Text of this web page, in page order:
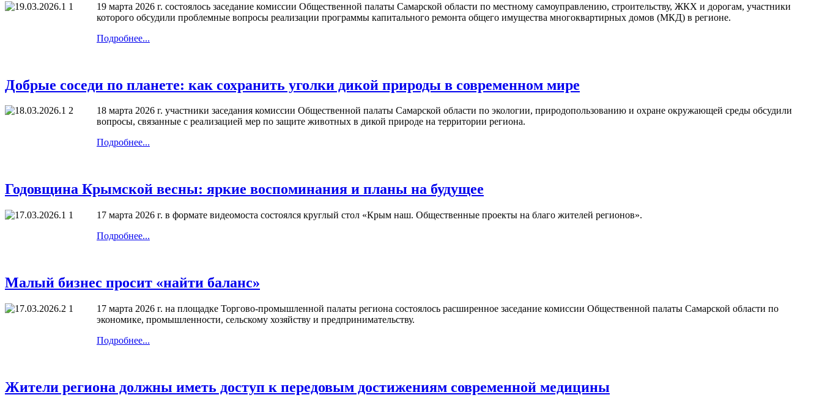
19 марта 2026 г. состоялось заседание комиссии Общественной палаты Самарской области по местному самоуправлению, строительству, ЖКХ и дорогам, участники
которого обсудили проблемные вопросы реализации программы капитального ремонта общего имущества многоквартирных домов (МКД) в регионе.
Подробнее...
Добрые соседи по планете: как сохранить уголки дикой природы в современном мире
18 марта 2026 г. участники заседания комиссии Общественной палаты Самарской области по экологии, природопользованию и охране окружающей среды обсудили
вопросы, связанные с реализацией мер по защите животных в дикой природе на территории региона.
Подробнее...
Годовщина Крымской весны: яркие воспоминания и планы на будущее
17 марта 2026 г. в формате видеомоста состоялся круглый стол «Крым наш. Общественные проекты на благо жителей регионов».
Подробнее...
Малый бизнес просит «найти баланс»
17 марта 2026 г. на площадке Торгово-промышленной палаты региона состоялось расширенное заседание комиссии Общественной палаты Самарской области по
экономике, промышленности, сельскому хозяйству и предпринимательству.
Подробнее...
Жители региона должны иметь доступ к передовым достижениям современной медицины